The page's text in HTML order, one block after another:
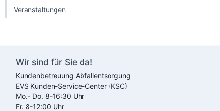
Veranstaltungen
Wir sind für Sie da!
Kundenbetreuung Abfallentsorgung
EVS Kunden-Service-Center (KSC)
Mo.- Do. 8-16:30 Uhr
Fr. 8-12:00 Uhr